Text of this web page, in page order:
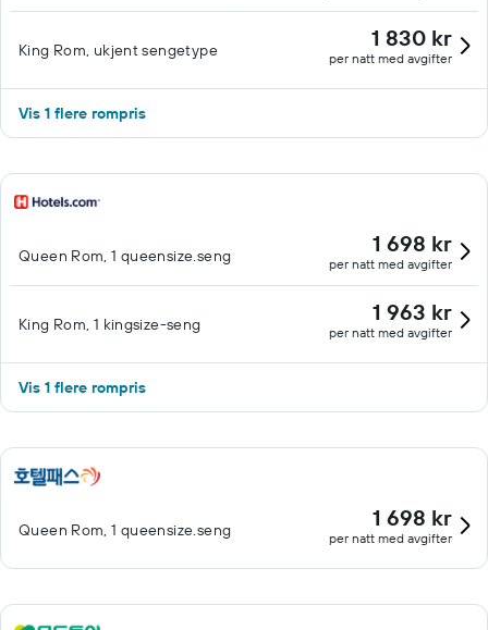
King Rom, ukjent sengetype 1 830 kr
per natt med avgifter
Vis 1 flere rompris
Queen Rom, 1 queensize.seng 1 698 kr
per natt med avgifter
King Rom, 1 kingsize-seng 1 963 kr
per natt med avgifter
Vis 1 flere rompris
Queen Rom, 1 queensize.seng 1 698 kr
per natt med avgifter